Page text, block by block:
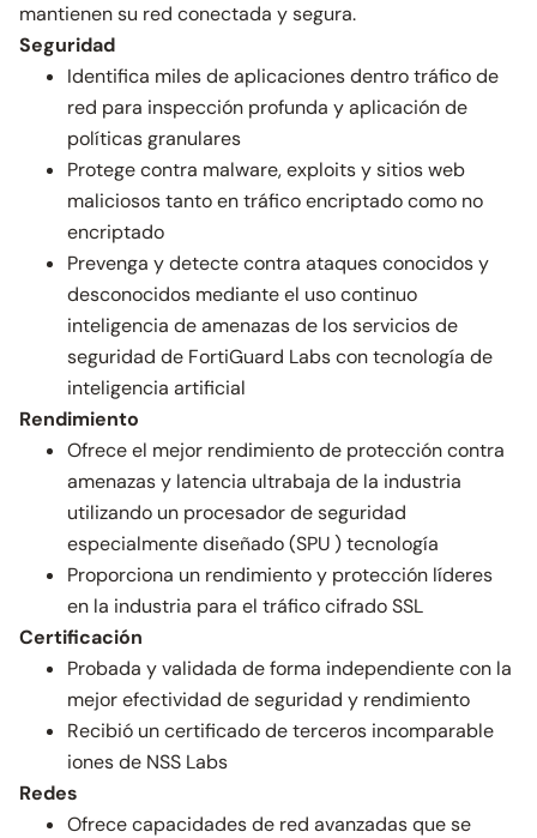
mantienen su red conectada y segura.
Seguridad
Identifica miles de aplicaciones dentro tráfico de
red para inspección profunda y aplicación de
políticas granulares
Protege contra malware, exploits y sitios web
maliciosos tanto en tráfico encriptado como no
encriptado
Prevenga y detecte contra ataques conocidos y
desconocidos mediante el uso continuo
inteligencia de amenazas de los servicios de
seguridad de FortiGuard Labs con tecnología de
inteligencia artificial
Rendimiento
Ofrece el mejor rendimiento de protección contra
amenazas y latencia ultrabaja de la industria
utilizando un procesador de seguridad
especialmente diseñado (SPU ) tecnología
Proporciona un rendimiento y protección líderes
en la industria para el tráfico cifrado SSL
Certificación
Probada y validada de forma independiente con la
mejor efectividad de seguridad y rendimiento
Recibió un certificado de terceros incomparable
iones de NSS Labs
Redes
Ofrece capacidades de red avanzadas que se